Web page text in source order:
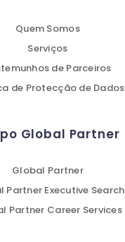
Quem Somos
Serviços
de Parceiros
de Protecção de Dados
Global Partner
Global Partner
Partner Executive Search
Partner Career Services